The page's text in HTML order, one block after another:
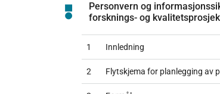
Personvern og
forsknings- og
1 Innledning
2 Flytskjema for planlegging av